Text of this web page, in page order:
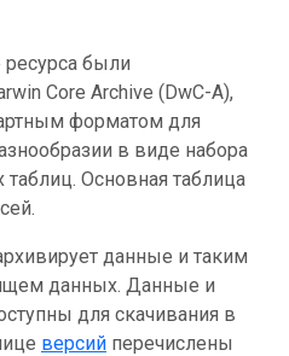
были
Core Archive (DwC-A),
форматом для
в виде набора
Основная таблица
данные и таким
данных. Данные и
для скачивания в
версий перечислены